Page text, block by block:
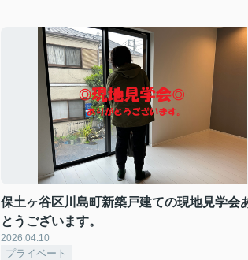
保土ヶ谷区川島町新築戸建ての現地見学会
とうございます。
2026.04.10
プライベート